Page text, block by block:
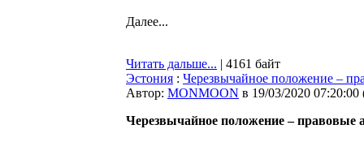
Далее...
Читать дальше... | 4161 байт
Эстония : Черезвычайное положение –
Автор: MONMOON в 19/03/2020 07:20:00
Черезвычайное положение – правовые